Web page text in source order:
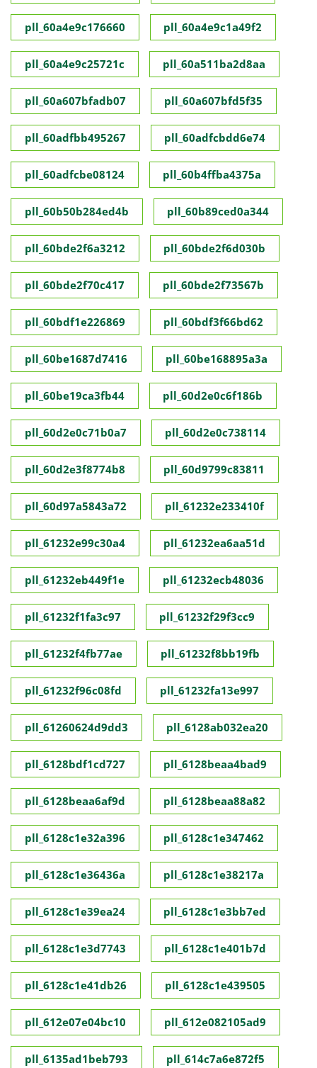
pll_60a4e9c176660 pll_60a4e9c1a49f2
pll_60a4e9c25721c pll_60a511ba2d8aa
pll_60a607bfadb07 pll_60a607bfd5f35
pll_60adfbb495267 pll_60adfcbdd6e74
pll_60adfcbe08124 pll_60b4ffba4375a
pll_60b50b284ed4b pll_60b89ced0a344
pll_60bde2f6a3212 pll_60bde2f6d030b
pll_60bde2f70c417 pll_60bde2f73567b
pll_60bdf1e226869 pll_60bdf3f66bd62
pll_60be1687d7416 pll_60be168895a3a
pll_60be19ca3fb44 pll_60d2e0c6f186b
pll_60d2e0c71b0a7 pll_60d2e0c738114
pll_60d2e3f8774b8 pll_60d9799c83811
pll_60d97a5843a72 pll_61232e233410f
pll_61232e99c30a4 pll_61232ea6aa51d
pll_61232eb449f1e pll_61232ecb48036
pll_61232f1fa3c97 pll_61232f29f3cc9
pll_61232f4fb77ae pll_61232f8bb19fb
pll_61232f96c08fd pll_61232fa13e997
pll_61260624d9dd3 pll_6128ab032ea20
pll_6128bdf1cd727 pll_6128beaa4bad9
pll_6128beaa6af9d pll_6128beaa88a82
pll_6128c1e32a396 pll_6128c1e347462
pll_6128c1e36436a pll_6128c1e38217a
pll_6128c1e39ea24 pll_6128c1e3bb7ed
pll_6128c1e3d7743 pll_6128c1e401b7d
pll_6128c1e41db26 pll_6128c1e439505
pll_612e07e04bc10 pll_612e082105ad9
pll_6135ad1beb793 pll_614c7a6e872f5